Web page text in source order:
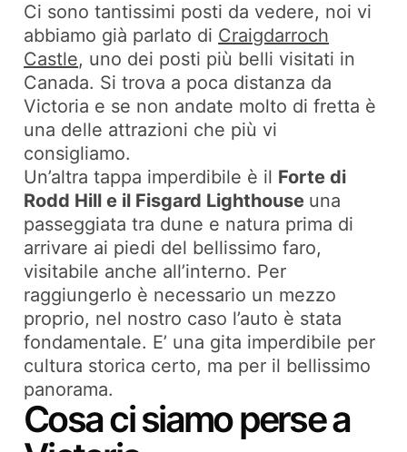
Ci sono tantissimi posti da vedere, noi vi
abbiamo già parlato di Craigdarroch
Castle, uno dei posti più belli visitati in
Canada. Si trova a poca distanza da
Victoria e se non andate molto di fretta è
una delle attrazioni che più vi
consigliamo.
Un’altra tappa imperdibile è il Forte di
Rodd Hill e il Fisgard Lighthouse una
passeggiata tra dune e natura prima di
arrivare ai piedi del bellissimo faro,
visitabile anche all’interno. Per
raggiungerlo è necessario un mezzo
proprio, nel nostro caso l’auto è stata
fondamentale. E’ una gita imperdibile per
cultura storica certo, ma per il bellissimo
panorama.
Cosa ci siamo perse a